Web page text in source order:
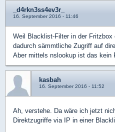
_d4rkn3ss4ev3r_
16. September 2016 - 11:46
Weil Blacklist-Filter in der Fritzbox
dadurch sämmtliche Zugriff auf
Aber mittels nslookup ist das kein
kasbah
16. September 2016 - 11:52
Ah, verstehe. Da wäre ich jetzt
Direktzugriffe via IP in einer